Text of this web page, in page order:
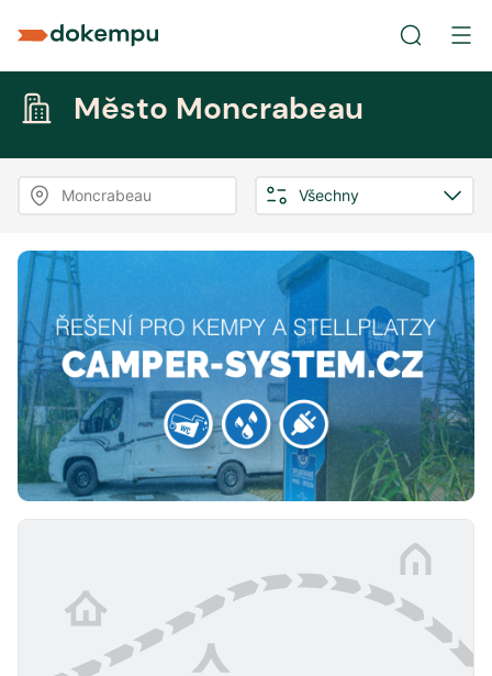
Město Moncrabeau
Moncrabeau Všechny